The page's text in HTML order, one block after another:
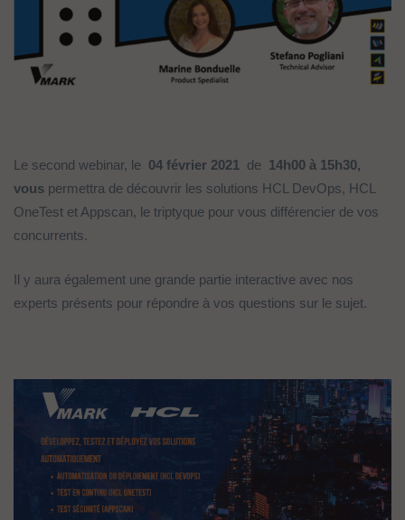
Le second webinar, le 04 février 2021 de 14h00 à 15h30,
vous permettra de découvrir les solutions HCL DevOps, HCL
OneTest et Appscan, le triptyque pour vous différencier de vos
concurrents.
Il y aura également une grande partie interactive avec nos
experts présents pour répondre à vos questions sur le sujet.